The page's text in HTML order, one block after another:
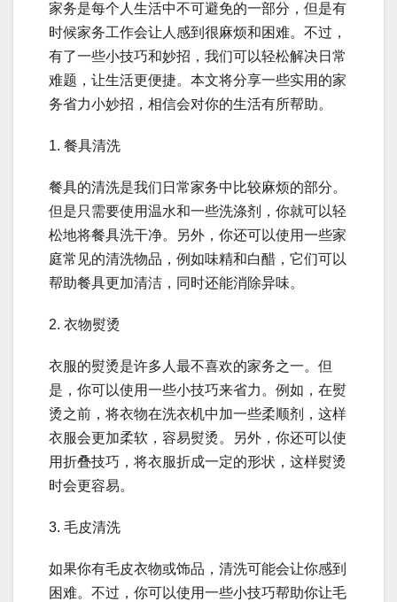
家务是每个人生活中不可避免的一部分，但是有
时候家务工作会让人感到很麻烦和困难。不过，
有了一些小技巧和妙招，我们可以轻松解决日常
难题，让生活更便捷。本文将分享一些实用的家
务省力小妙招，相信会对你的生活有所帮助。
1. 餐具清洗
餐具的清洗是我们日常家务中比较麻烦的部分。
但是只需要使用温水和一些洗涤剂，你就可以轻
松地将餐具洗干净。另外，你还可以使用一些家
庭常见的清洗物品，例如味精和白醋，它们可以
帮助餐具更加清洁，同时还能消除异味。
2. 衣物熨烫
衣服的熨烫是许多人最不喜欢的家务之一。但
是，你可以使用一些小技巧来省力。例如，在熨
烫之前，将衣物在洗衣机中加一些柔顺剂，这样
衣服会更加柔软，容易熨烫。另外，你还可以使
用折叠技巧，将衣服折成一定的形状，这样熨烫
时会更容易。
3. 毛皮清洗
如果你有毛皮衣物或饰品，清洗可能会让你感到
困难。不过，你可以使用一些小技巧帮助你让毛